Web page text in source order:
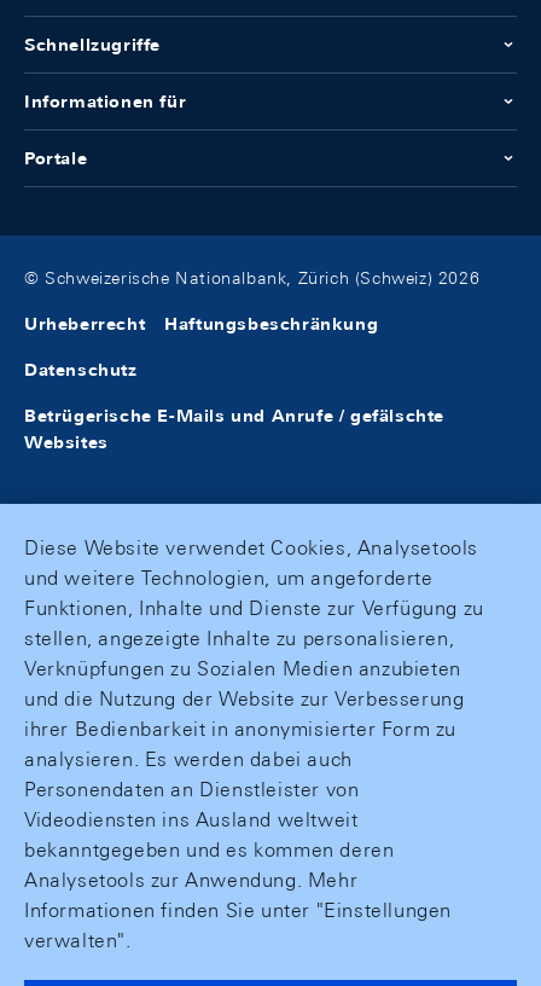
Schnellzugriffe
Informationen für
Portale
© Schweizerische Nationalbank, Zürich (Schweiz) 2026
Urheberrecht Haftungsbeschränkung
Datenschutz
Betrügerische E-Mails und Anrufe / gefälschte
Websites
Diese Website verwendet Cookies, Analysetools
und weitere Technologien, um angeforderte
Funktionen, Inhalte und Dienste zur Verfügung zu
stellen, angezeigte Inhalte zu personalisieren,
Verknüpfungen zu Sozialen Medien anzubieten
und die Nutzung der Website zur Verbesserung
ihrer Bedienbarkeit in anonymisierter Form zu
analysieren. Es werden dabei auch
Personendaten an Dienstleister von
Videodiensten ins Ausland weltweit
bekanntgegeben und es kommen deren
Analysetools zur Anwendung. Mehr
Informationen finden Sie unter "Einstellungen
verwalten".